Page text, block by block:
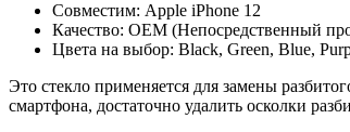
Совместим: Apple iPhone 12
Качество: OEM (Непосредственный
Цвета на выбор: Black, Green, Blue,
Это стекло применяется для замены
смартфона, достаточно удалить осколки